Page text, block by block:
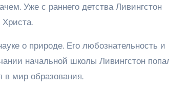
Уже с раннего детства Ливингстон
о природе. Его любознательность и
начальной школы Ливингстон
в мир образования.